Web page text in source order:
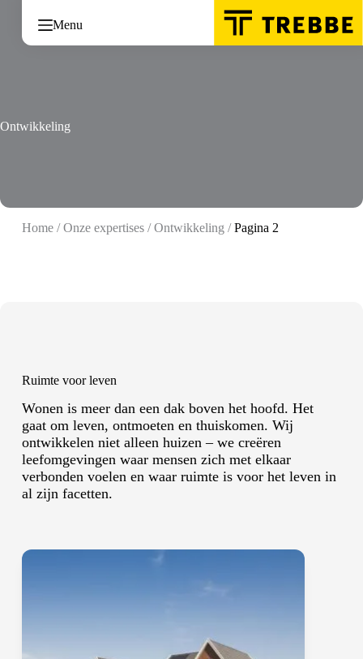
inhoud
Menu
Ontwikkeling
Home/Onze expertises/Ontwikkeling /Pagina 2
Ruimte voor leven
Wonen is meer dan een dak boven het hoofd. Het
gaat om leven, ontmoeten en thuiskomen. Wij
ontwikkelen niet alleen huizen – we creëren
leefomgevingen waar mensen zich met elkaar
verbonden voelen en waar ruimte is voor het leven in
al zijn facetten.